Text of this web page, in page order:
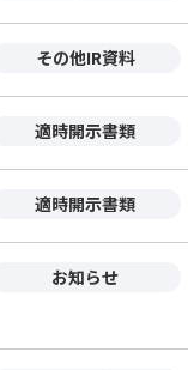
その他IR資料
適時開示書類
適時開示書類
お知らせ